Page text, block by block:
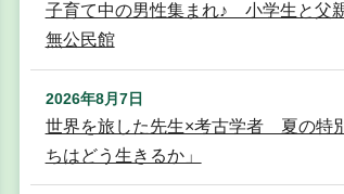
子育て中の男性集まれ♪ 小学生と父
無公民館
2026年8月7日
世界を旅した先生×考古学者 夏の特
ちはどう生きるか」